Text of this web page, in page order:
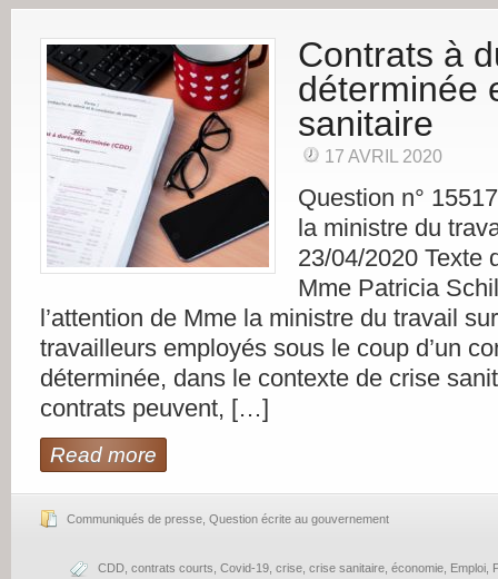
Contrats à
déterminée
sanitaire
17 AVRIL 2020
Question n°
la ministre du
23/04/2020 Texte
Mme Patricia
l’attention de Mme la ministre du travail
travailleurs employés sous le coup d’un
déterminée, dans le contexte de crise
contrats peuvent, […]
Read more
Communiqués de presse Question écrite au gouvernement
CDD contrats courts Covid-19 crise crise sanitaire économie Emploi